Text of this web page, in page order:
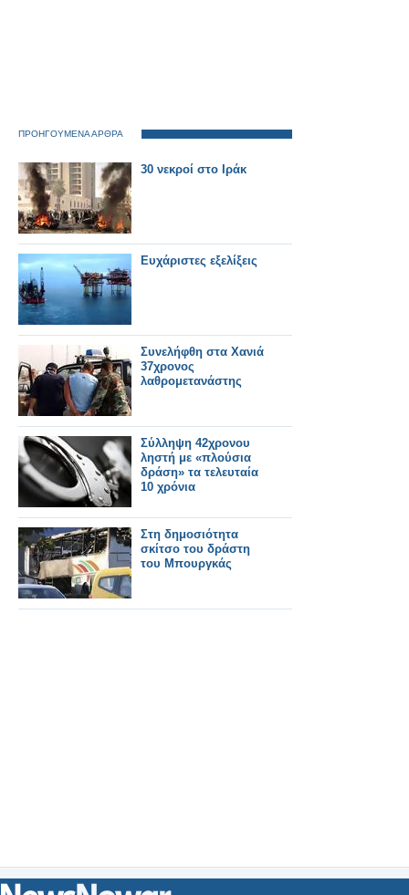
ΠΡΟΗΓΟΥΜΕΝΑ ΑΡΘΡΑ
30 νεκροί στο Ιράκ
Ευχάριστες εξελίξεις
Συνελήφθη στα Χανιά
37χρονος
λαθρομετανάστης
Σύλληψη 42χρονου
ληστή με «πλούσια
δράση» τα τελευταία
10 χρόνια
Στη δημοσιότητα
σκίτσο του δράστη
του Μπουργκάς